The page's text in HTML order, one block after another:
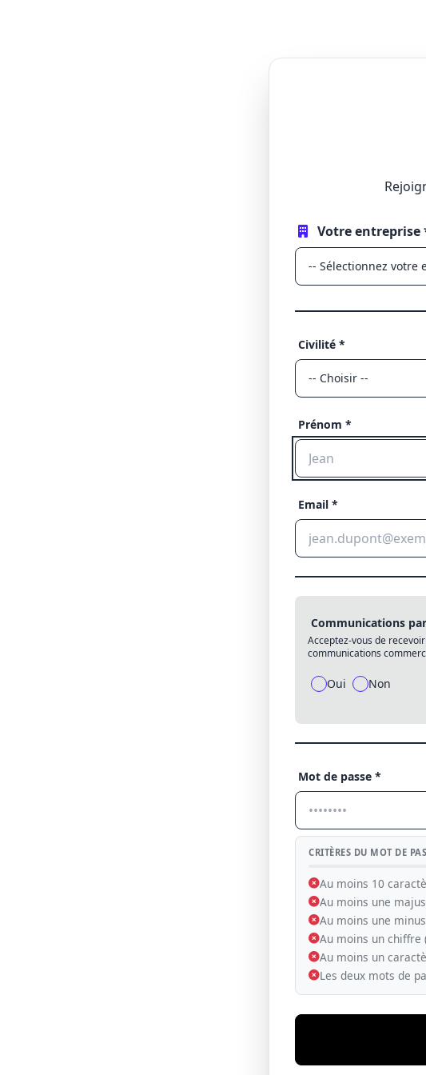
Votre entreprise
Civilité *
Prénom *
Email *
Communications
Acceptez-vous de
communications
Oui Non
Mot de passe *
CRITÈRES DU MOT DE
Au moins 10
Au moins une
Au moins une
Au moins un chiffre
Au moins un
Les deux mots de